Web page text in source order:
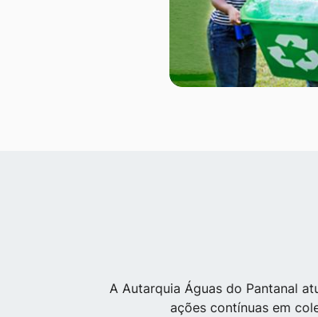
A Autarquia Águas do Pantanal
ações contínuas em